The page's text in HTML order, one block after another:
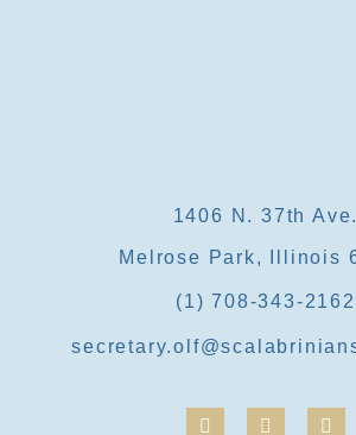
1406 N. 37th Ave.
Melrose Park, Illinois
(1) 708-343-2162